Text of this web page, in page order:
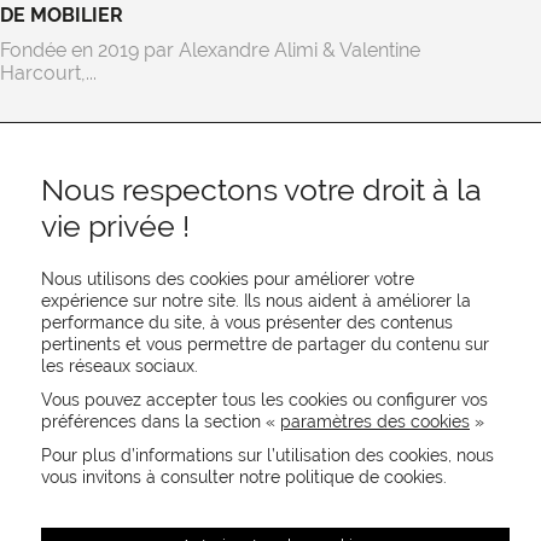
DE MOBILIER
Fondée en 2019 par Alexandre Alimi & Valentine
Harcourt,...
REJOIGNEZ-NOUS
CONTACTEZ-NOUS
NEWSLETTER
Recevez les actualités MOORE en exclusivité
Nous respectons votre droit à la
vie privée !
Nous utilisons des cookies pour améliorer votre
expérience sur notre site. Ils nous aident à améliorer la
performance du site, à vous présenter des contenus
pertinents et vous permettre de partager du contenu sur
les réseaux sociaux.
Vous pouvez accepter tous les cookies ou configurer vos
préférences dans la section « paramètres des cookies »
Pour plus d’informations sur l’utilisation des cookies, nous
vous invitons à consulter notre politique de cookies.